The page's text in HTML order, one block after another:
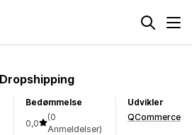
Bedømmelse
0,0
(0
Anmeldelser)
Udvikler
QCommerce